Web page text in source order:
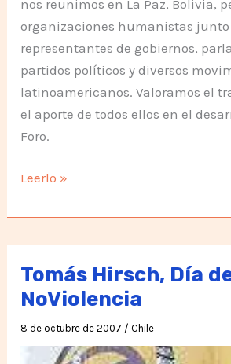
nos reunimos en La Paz, Bolivia,
organizaciones humanistas junto
representantes de gobiernos,
partidos políticos y diversos
latinoamericanos. Valoramos el
el aporte de todos ellos en el
Foro.
Declaración
La
Paz
Leerlo »
Tomás Hirsch, Día
NoViolencia
8 de octubre de 2007 / Chile